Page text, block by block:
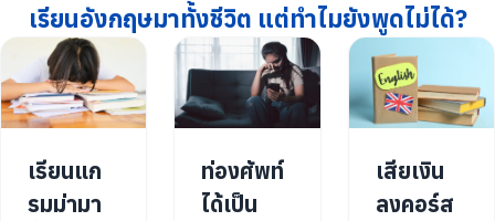
เรียนอังกฤษมาทั้งชีวิต แต่ทำไมยังพูดไม่ได้?
เรียนแก
รมม่ามา
ท่องศัพท์
ได้เป็น
เสียเงิน
ลงคอร์ส